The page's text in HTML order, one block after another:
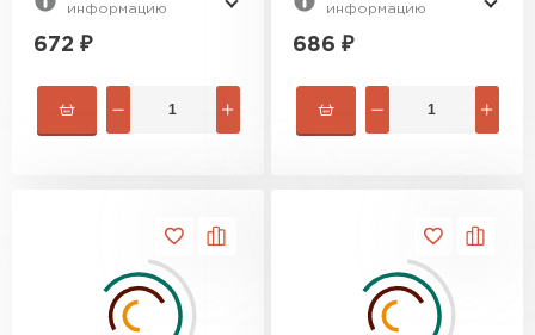
информацию
672 ₽
информацию
686 ₽